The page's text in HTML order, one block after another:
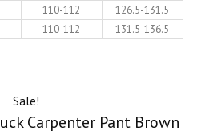
110-112
126.5-131.5
110-112 131.5-136.5
Sale!
Carpenter Pant Brown